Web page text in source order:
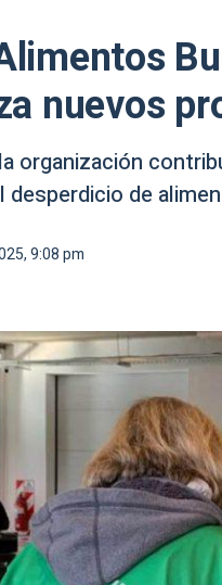
nuevos
organización
de
9:08 pm